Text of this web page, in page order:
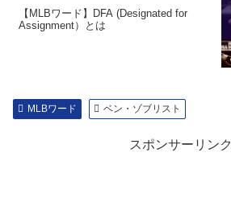
【MLBワード】DFA (Designated for
Assignment）とは
MLBワード ベン・ゾブリスト
スポンサーリンク